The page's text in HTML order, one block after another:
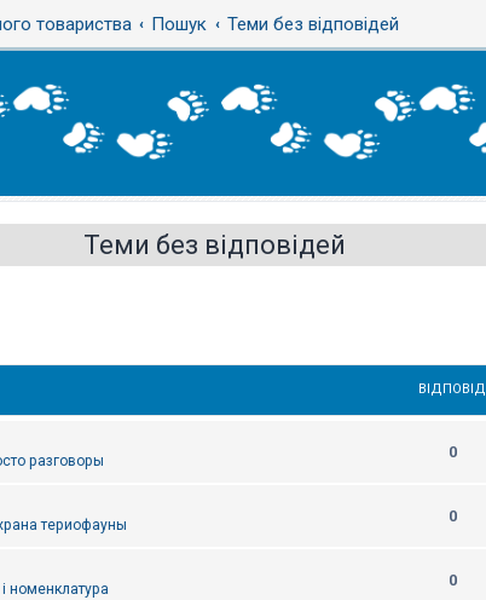
товариства Пошук Теми без відповідей
Теми без відповідей
ВІДПОВІДІ
разговоры 0
териофауны 0
номенклатура 0